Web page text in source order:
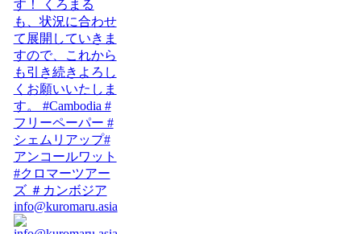
info@kuromaru.asia